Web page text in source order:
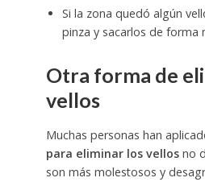
Si la zona quedó algún
pinza y sacarlos de forma
Otra forma de
vellos
Muchas personas han
para eliminar los vellosno
son más molestosos y